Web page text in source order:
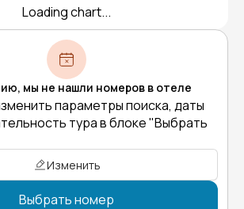
Loading chart...
мы не нашли номеров в отеле
параметры поиска, даты
тура в блоке "Выбрать
Изменить
Выбрать номер